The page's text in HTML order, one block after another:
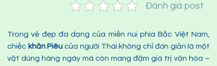
Đánh giá post
Trong vẻ đẹp đa dạng của miền núi phía Bắc Việt Nam,
chiếc khăn Piêu của người Thái không chỉ đơn giản là một
vật dùng hàng ngày mà còn mang đậm giá trị văn hóa –